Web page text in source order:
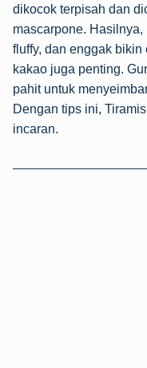
dikocok terpisah dan
mascarpone.
fluffy, dan enggak
kakao juga penting.
pahit untuk
Dengan tips ini,
incaran.